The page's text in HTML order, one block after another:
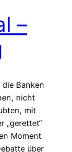
–
die Banken
nicht
mit
„gerettet“
Moment
über